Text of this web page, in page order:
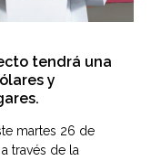
tendrá una
y
martes 26 de
través de la